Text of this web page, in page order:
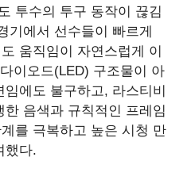
투수의 투구 동작이 끊김
기에서 선수들이 빠르게
움직임이 자연스럽게 이
이오드(LED) 구조물이 아
에도 불구하고, 라스티비
음색과 규칙적인 프레임
를 극복하고 높은 시청 만
했다.